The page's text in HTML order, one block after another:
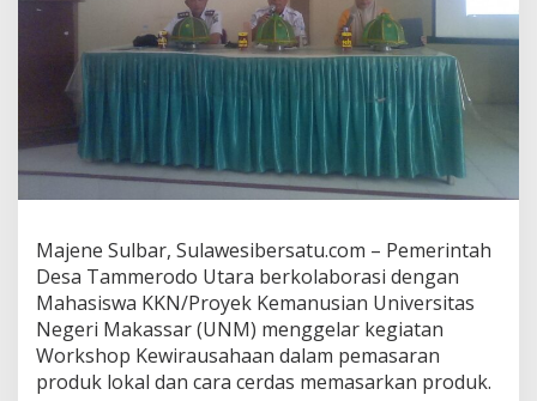
M
a
h
s
i
w
a
N
U
N
M
G
e
Majene Sulbar, Sulawesibersatu.com – Pemerintah
Desa Tammerodo Utara berkolaborasi dengan
Mahasiswa KKN/Proyek Kemanusian Universitas
Negeri Makassar (UNM) menggelar kegiatan
Workshop Kewirausahaan dalam pemasaran
produk lokal dan cara cerdas memasarkan produk.